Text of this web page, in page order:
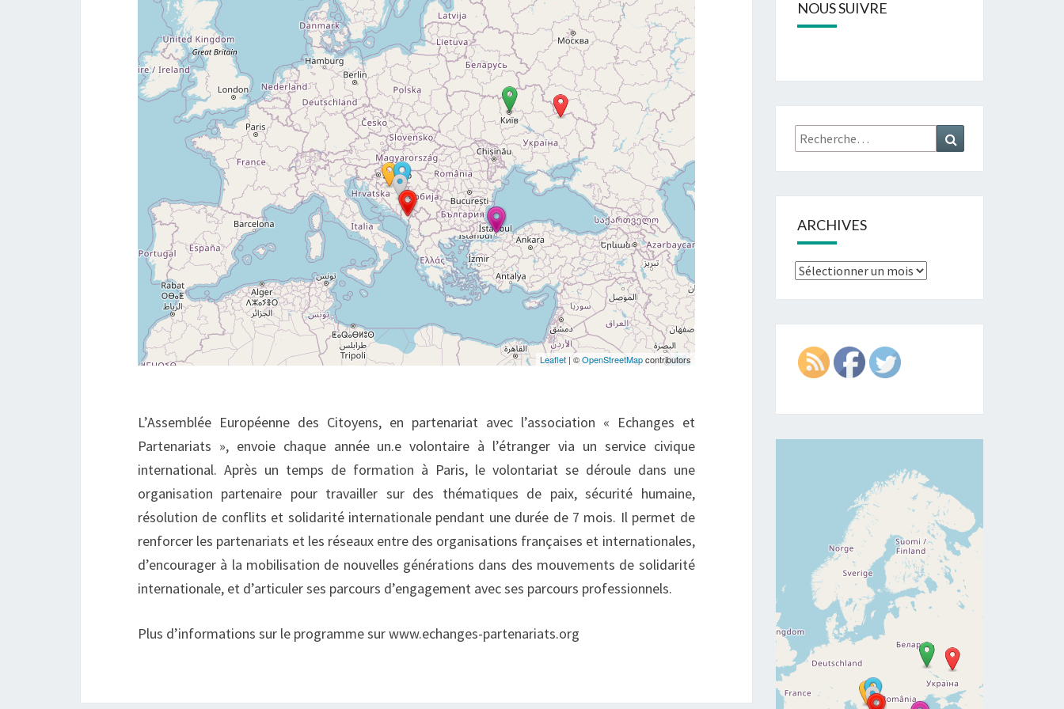
L
O
N
T
A
R
I
A
T
S
Leaflet| ©OpenStreetMapcontributors
L’Assemblée Européenne des Citoyens, en partenariat avec l’association « Echanges et
Partenariats », envoie chaque année un.e volontaire à l’étranger via un service civique
international. Après un temps de formation à Paris, le volontariat se déroule dans une
organisation partenaire pour travailler sur des thématiques de paix, sécurité humaine,
résolution de conflits et solidarité internationale pendant une durée de 7 mois. Il permet de
renforcer les partenariats et les réseaux entre des organisations françaises et internationales,
d’encourager à la mobilisation de nouvelles générations dans des mouvements de solidarité
internationale, et d’articuler ses parcours d’engagement avec ses parcours professionnels.
Plus d’informations sur le programme sur www.echanges-partenariats.org
NOUS SUIVRE
Rechercher :
ARCHIVES
Archives